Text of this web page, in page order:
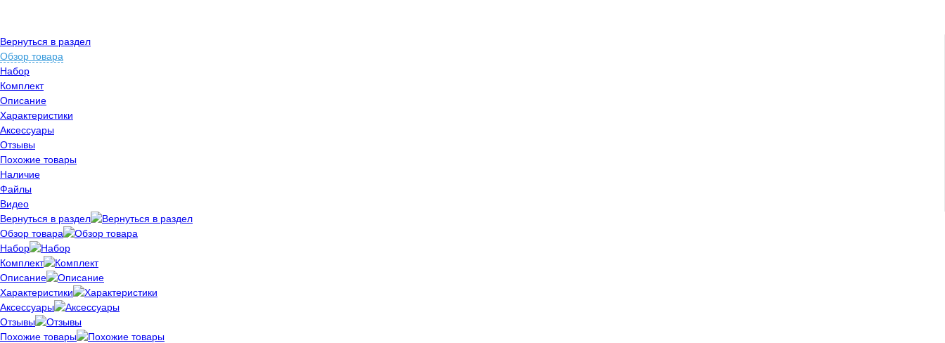
Вернуться в раздел
Обзор товара
Набор
Комплект
Описание
Характеристики
Аксессуары
Отзывы
Похожие товары
Наличие
Файлы
Видео
Вернуться в раздел
Обзор товара
Набор
Комплект
Описание
Характеристики
Аксессуары
Отзывы
Похожие товары